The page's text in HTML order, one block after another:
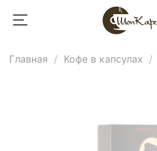
Главная Кофе в капсулах